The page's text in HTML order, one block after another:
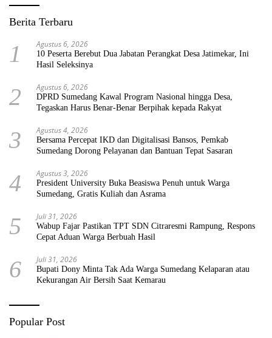
Berita Terbaru
1 Agustus 6, 2026
10 Peserta Berebut Dua Jabatan Perangkat Desa Jatimekar, Ini
Hasil Seleksinya
2 Agustus 6, 2026
DPRD Sumedang Kawal Program Nasional hingga Desa,
Tegaskan Harus Benar-Benar Berpihak kepada Rakyat
3 Agustus 4, 2026
Bersama Percepat IKD dan Digitalisasi Bansos, Pemkab
Sumedang Dorong Pelayanan dan Bantuan Tepat Sasaran
4 Agustus 3, 2026
President University Buka Beasiswa Penuh untuk Warga
Sumedang, Gratis Kuliah dan Asrama
5 Juli 31, 2026
Wabup Fajar Pastikan TPT SDN Citraresmi Rampung, Respons
Cepat Aduan Warga Berbuah Hasil
6 Juli 31, 2026
Bupati Dony Minta Tak Ada Warga Sumedang Kelaparan atau
Kekurangan Air Bersih Saat Kemarau
Popular Post